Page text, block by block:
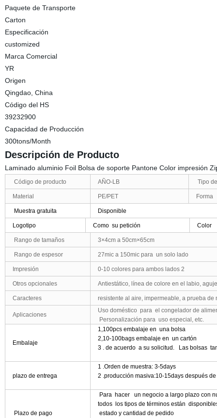
Paquete de Transporte
Carton
Especificación
customized
Marca Comercial
YR
Origen
Qingdao, China
Código del HS
39232900
Capacidad de Producción
300tons/Month
Descripción de Producto
Laminado aluminio Foil Bolsa de soporte Pantone Color impresión
Código de producto AÑO-LB Tipo
Material PE/PET Forma
Muestra gratuita Disponible
Logotipo Como su petición Color
Rango de tamaños 3×4cm a 50cm×65cm
Rango de espesor 27mic a 150mic para un solo lado
Impresión 0-10 colores para ambos lados 2
Otros opcionales Antiestático, línea de colore en el labio,
Caracteres resistente al aire, impermeable, a prueba
Aplicaciones
Uso doméstico para el congelador de
Personalización para uso especial, etc.
Embalaje
1,100pcs embalaje en una bolsa
2,10-100bagsembalaje en un cartón
3 . de acuerdo a su solicitud. Las bolsas
plazo de entrega
1 .Orden de muestra: 3-5days
2 .producción masiva:10-15daysdespués de
Plazo de pago
Para hacer un negocio a largo plazo con
todos los tipos de términos están
estado y cantidad de pedido